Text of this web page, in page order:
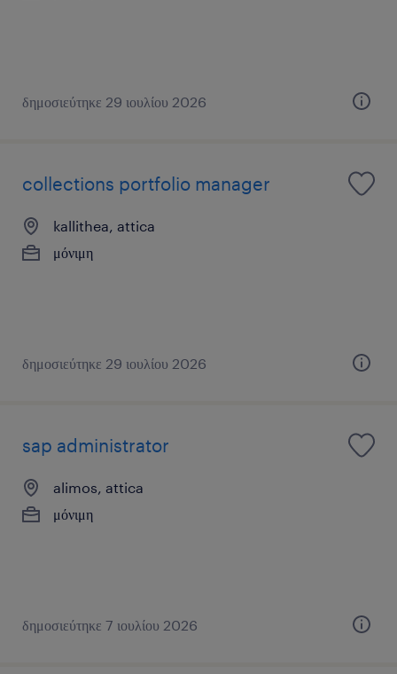
δημοσιεύτηκε 29 ιουλίου 2026
collections portfolio manager
kallithea, attica
μόνιμη
δημοσιεύτηκε 29 ιουλίου 2026
sap administrator
alimos, attica
μόνιμη
δημοσιεύτηκε 7 ιουλίου 2026